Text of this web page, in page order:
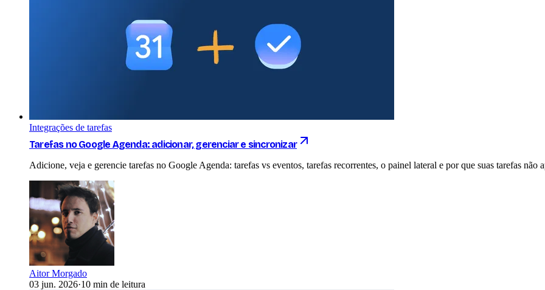
Integrações de tarefas
Tarefas no Google Agenda: adicionar, gerenciar e sincronizar
Adicione, veja e gerencie tarefas no Google Agenda: tarefas vs eventos, tarefas recorrentes, o painel lateral e por que suas tarefas não
Aitor Morgado
03 jun. 2026·10 min de leitura